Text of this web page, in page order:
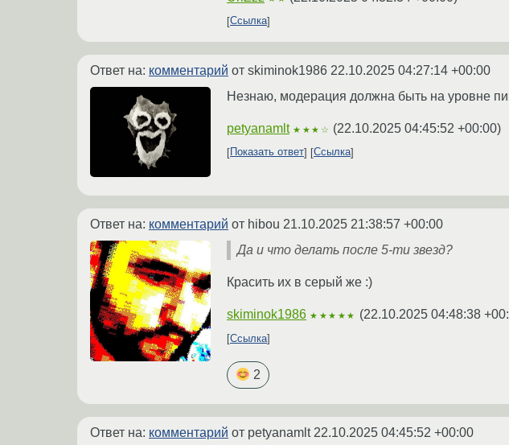
Ссылка
Ответ на: комментарий от skiminok1986 22.10.2025 04:27:14 +00:00
Незнаю, модерация должна быть на уровне
petyanamlt ★★★☆ (22.10.2025 04:45:52 +00:00)
Показать ответ Ссылка
Ответ на: комментарий от hibou 21.10.2025 21:38:57 +00:00
Да и что делать после 5-ти звезд?
Красить их в серый же :)
skiminok1986 ★★★★★ (22.10.2025 04:48:38
Ссылка
2
Ответ на: комментарий от petyanamlt 22.10.2025 04:45:52 +00:00